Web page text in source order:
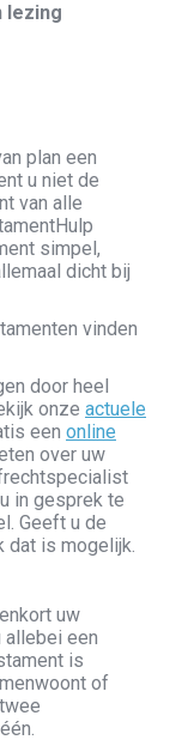
lezing
plan een
u niet de
van alle
simpel,
dicht bij
vinden
door heel
onze actuele
een online
over uw
in gesprek te
Geeft u de
dat is mogelijk.
uw
allebei een
is
of